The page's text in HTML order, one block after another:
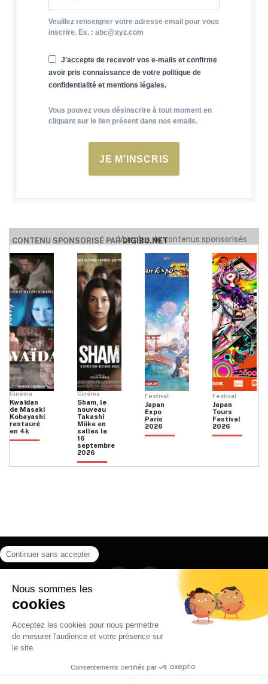
Veuillez renseigner votre adresse email pour vous
inscrire. Ex. : abc@xyz.com
J'accepte de recevoir vos e-mails et confirme
avoir pris connaissance de votre politique de
confidentialité et mentions légales.
Vous pouvez vous désinscrire à tout moment en
cliquant sur le lien présent dans nos emails.
JE M'INSCRIS
CONTENU SPONSORISÉ PARDIGIBU.NET
Voir plus de contenus sponsorisés
Cinéma
Kwaïdan
de Masaki
Kobayashi
restauré
en 4k
Cinéma
Sham, le
nouveau
Takashi
Miike en
salles le
16
septembre
2026
Festival
Japan
Expo
Paris
2026
Festival
Japan
Tours
Festival
2026
Instagram
CONTACT
POLITIQUE DE CONFIDENTIALITÉ
© 2026 Ilyfunet communication